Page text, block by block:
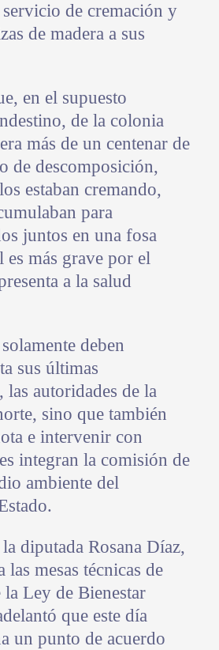
servicio de cremación y
de madera a sus
en el supuesto
de la colonia
más de un centenar de
de descomposición,
estaban cremando,
para
juntos en una fosa
es más grave por el
a la salud
deben
sus últimas
las autoridades de la
sino que también
e intervenir con
integran la comisión de
ambiente del
diputada Rosana Díaz,
mesas técnicas de
la Ley de Bienestar
que este día
un punto de acuerdo